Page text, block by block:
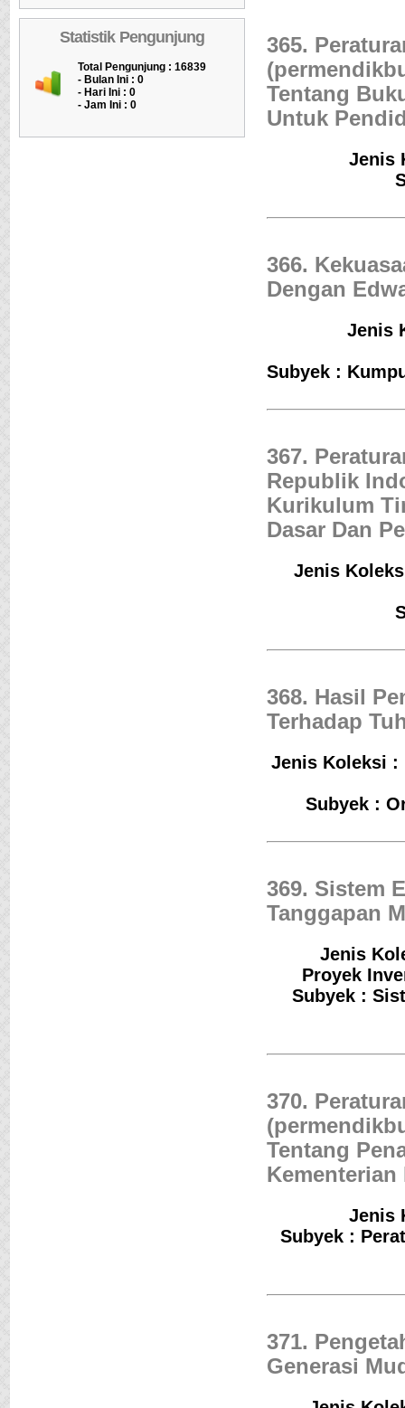
Statistik Pengunjung
Total Pengunjung : 16839
- Bulan Ini : 0
- Hari Ini : 0
- Jam Ini : 0
365.
Tentang
Untuk
Jenis
366.
Dengan
Jenis
Subyek :
367.
Republik
Kurikulum
Dasar Dan
Jenis
368. Hasil
Terhadap
Jenis Koleksi :
Subyek :
369. Sistem
Tanggapan
Jenis
Proyek
Subyek :
370.
Tentang
Jenis
Subyek :
371.
Generasi